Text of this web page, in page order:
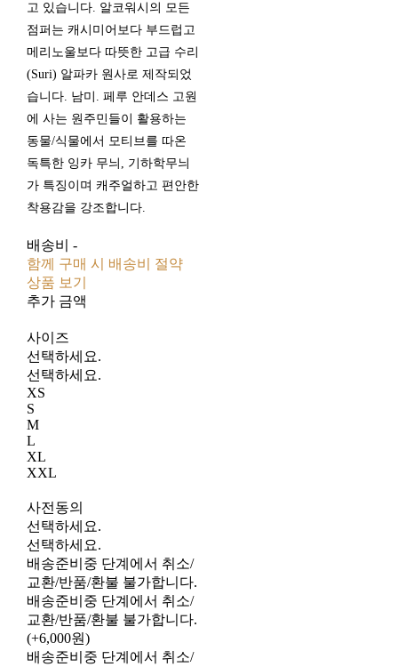
고 있습니다. 알코워시의 모든
점퍼는 캐시미어보다 부드럽고
메리노울보다 따뜻한 고급 수리
(Suri) 알파카 원사로 제작되었
습니다. 남미. 페루 안데스 고원
에 사는 원주민들이 활용하는
동물/식물에서 모티브를 따온
독특한 잉카 무늬, 기하학무늬
가 특징이며 캐주얼하고 편안한
착용감을 강조합니다.
배송비 -
함께 구매 시 배송비 절약
상품 보기
추가 금액
사이즈
선택하세요.
선택하세요.
XS
S
M
L
XL
XXL
사전동의
선택하세요.
선택하세요.
배송준비중 단계에서 취소/
교환/반품/환불 불가합니다.
배송준비중 단계에서 취소/
교환/반품/환불 불가합니다.
(+6,000원)
배송준비중 단계에서 취소/